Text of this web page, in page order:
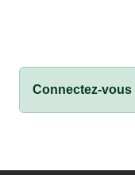
Connectez-vous